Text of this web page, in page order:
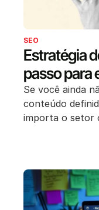
SEO
Estratégia
passo para
Se você ainda
conteúdo
importa o setor